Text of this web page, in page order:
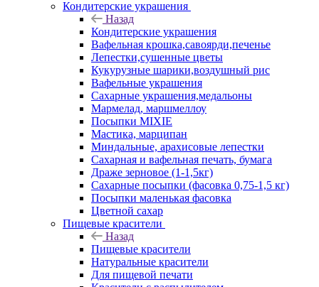
Кондитерские украшения
Назад
Кондитерские украшения
Вафельная крошка,савоярди,печенье
Лепестки,сушенные цветы
Кукурузные шарики,воздушный рис
Вафельные украшения
Сахарные украшения,медальоны
Мармелад, маршмеллоу
Посыпки MIXIE
Мастика, марципан
Миндальные, арахисовые лепестки
Сахарная и вафельная печать, бумага
Драже зерновое (1-1,5кг)
Сахарные посыпки (фасовка 0,75-1,5 кг)
Посыпки маленькая фасовка
Цветной сахар
Пищевые красители
Назад
Пищевые красители
Натуральные красители
Для пищевой печати